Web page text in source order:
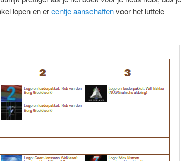
lopen en ereentje aanschaffenvoor het luttele